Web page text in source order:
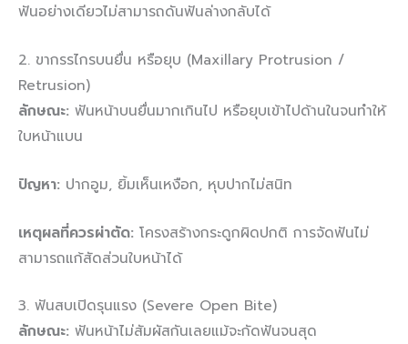
ฟันอย่างเดียวไม่สามารถดันฟันล่างกลับได้
2. ขากรรไกรบนยื่น หรือยุบ (Maxillary Protrusion /
Retrusion)
ลักษณะ: ฟันหน้าบนยื่นมากเกินไป หรือยุบเข้าไปด้านในจนทำให้
ใบหน้าแบน
ปัญหา: ปากอูม, ยิ้มเห็นเหงือก, หุบปากไม่สนิท
เหตุผลที่ควรผ่าตัด: โครงสร้างกระดูกผิดปกติ การจัดฟันไม่
สามารถแก้สัดส่วนใบหน้าได้
3. ฟันสบเปิดรุนแรง (Severe Open Bite)
ลักษณะ: ฟันหน้าไม่สัมผัสกันเลยแม้จะกัดฟันจนสุด